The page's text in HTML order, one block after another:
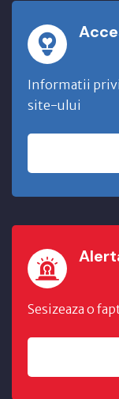
Informatii
site-ului
Sesizeaza o